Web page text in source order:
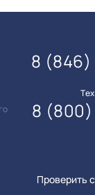
Проверить
8
8